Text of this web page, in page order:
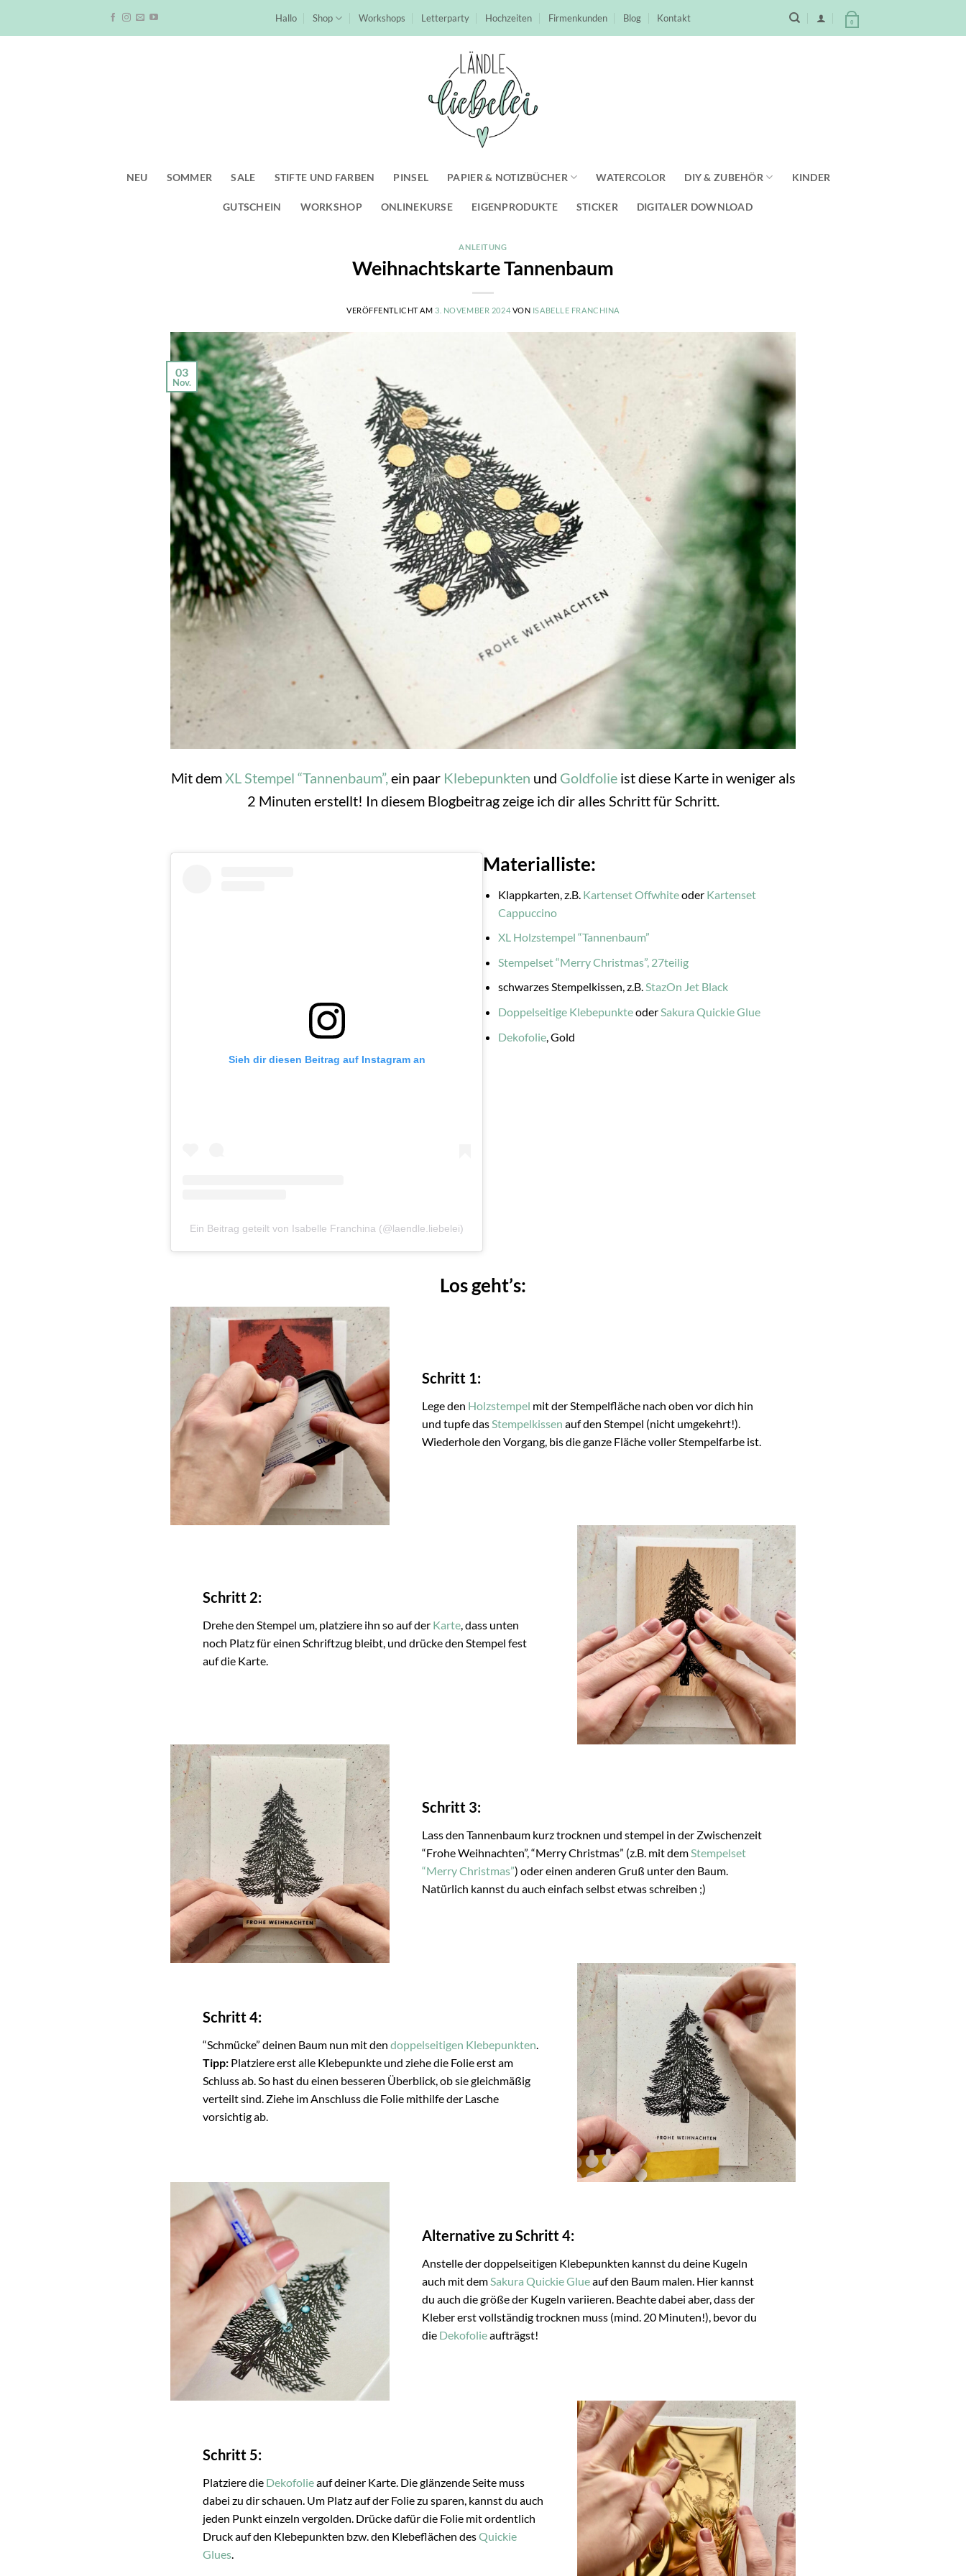
Hallo Shop Workshops Letterparty Hochzeiten Firmenkunden Blog Kontakt 0
NEU SOMMER SALE STIFTE UND FARBEN PINSEL PAPIER & NOTIZBÜCHER WATERCOLOR DIY & ZUBEHÖR KINDER
GUTSCHEIN WORKSHOP ONLINEKURSE EIGENPRODUKTE STICKER DIGITALER DOWNLOAD
ANLEITUNG
Weihnachtskarte Tannenbaum
VERÖFFENTLICHT AM 3. NOVEMBER 2024 VON ISABELLE FRANCHINA
03
Nov.
Mit demXL Stempel “Tannenbaum”,ein paar Klebepunkten und Goldfolieist diese Karte in weniger als
2 Minuten erstellt! In diesem Blogbeitrag zeige ich dir alles Schritt für Schritt.
Sieh dir diesen Beitrag auf Instagram an
Ein Beitrag geteilt von Isabelle Franchina (@laendle.liebelei)
Materialliste:
Klappkarten, z.B. Kartenset Offwhiteoder Kartenset
Cappuccino
XL Holzstempel “Tannenbaum”
Stempelset “Merry Christmas”, 27teilig
schwarzes Stempelkissen, z.B.StazOn Jet Black
Doppelseitige KlebepunkteoderSakura Quickie Glue
Dekofolie, Gold
Los geht’s:
Schritt 1:
Lege den Holzstempel mit der Stempelfläche nach oben vor dich hin
und tupfe dasStempelkissen auf den Stempel (nicht umgekehrt!).
Wiederhole den Vorgang, bis die ganze Fläche voller Stempelfarbe ist.
Schritt 2:
Drehe den Stempel um, platziere ihn so auf der Karte , dass unten
noch Platz für einen Schriftzug bleibt, und drücke den Stempel fest
auf die Karte.
Schritt 3:
Lass den Tannenbaum kurz trocknen und stempel in der Zwischenzeit
“Frohe Weihnachten”, “Merry Christmas” (z.B. mit dem Stempelset
“Merry Christmas”) oder einen anderen Gruß unter den Baum.
Natürlich kannst du auch einfach selbst etwas schreiben ;)
Schritt 4:
“Schmücke” deinen Baum nun mit dendoppelseitigen Klebepunkten
Tipp: Platziere erst alle Klebepunkte und ziehe die Folie erst am
Schluss ab. So hast du einen besseren Überblick, ob sie gleichmäßig
verteilt sind. Ziehe im Anschluss die Folie mithilfe der Lasche
vorsichtig ab.
Alternative zu Schritt 4:
Anstelle der doppelseitigen Klebepunkten kannst du deine Kugeln
auch mit demSakura Quickie Glueauf den Baum malen. Hier kannst
du auch die größe der Kugeln variieren. Beachte dabei aber, dass der
Kleber erst vollständig trocknen muss (mind. 20 Minuten!), bevor du
die Dekofolieaufträgst!
Schritt 5:
Platziere die Dekofolieauf deiner Karte. Die glänzende Seite muss
dabei zu dir schauen. Um Platz auf der Folie zu sparen, kannst du auch
jeden Punkt einzeln vergolden. Drücke dafür die Folie mit ordentlich
Druck auf den Klebepunkten bzw. den Klebeflächen desQuickie
Glues